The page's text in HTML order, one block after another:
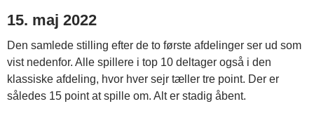
15. maj 2022
Den samlede stilling efter de to første afdelinger ser ud som
vist nedenfor. Alle spillere i top 10 deltager også i den
klassiske afdeling, hvor hver sejr tæller tre point. Der er
således 15 point at spille om. Alt er stadig åbent.